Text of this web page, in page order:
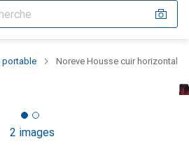
portable Noreve Housse cuir horizontal
2 images